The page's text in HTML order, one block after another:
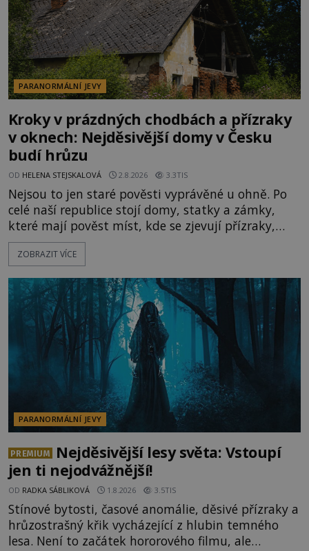
PARANORMÁLNÍ JEVY
Kroky v prázdných chodbách a přízraky
v oknech: Nejděsivější domy v Česku
budí hrůzu
OD HELENA STEJSKALOVÁ 2.8.2026 3.3TIS
Nejsou to jen staré pověsti vyprávěné u ohně. Po
celé naší republice stojí domy, statky a zámky,
které mají pověst míst, kde se zjevují přízraky,
ozývají nevysvětlitelné zvuky nebo se dějí podivné
jevy. Zatímco historici většinou hledají racionální
lokality vykazují nápadně podobná svědectví po
celé generace. A právě tato opakující se svědectví
ZOBRAZIT VÍCE
PARANORMÁLNÍ JEVY
PREMIUM
Nejděsivější lesy světa: Vstoupí
jen ti nejodvážnější!
OD RADKA SÁBLIKOVÁ 1.8.2026 3.5TIS
Stínové bytosti, časové anomálie, děsivé přízraky a
hrůzostrašný křik vycházející z hlubin temného
lesa. Není to začátek hororového filmu, ale